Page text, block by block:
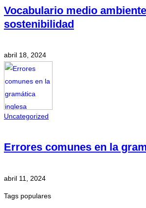
Vocabulario medio
sostenibilidad
abril 18, 2024
Uncategorized
Errores comunes en la
abril 11, 2024
Tags populares